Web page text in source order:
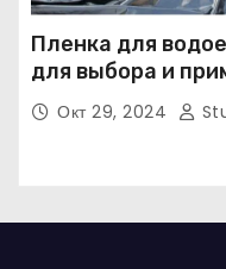
Пленка для
для выбора и
Окт 29, 2024